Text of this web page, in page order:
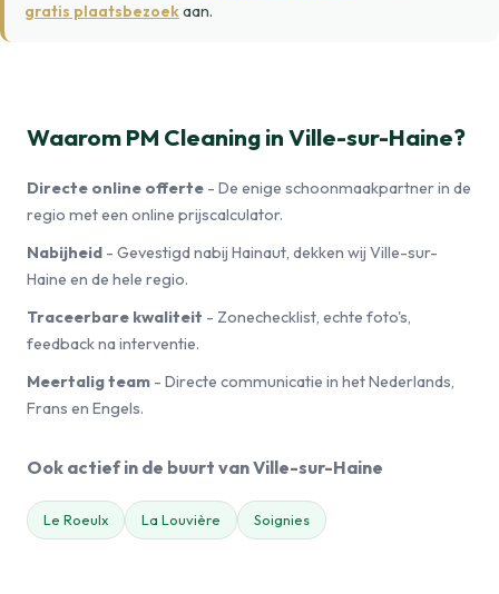
gratis plaatsbezoekaan.
Waarom PM Cleaning in Ville-sur-Haine?
Directe online offerte - De enige schoonmaakpartner in de
regio met een online prijscalculator.
Nabijheid - Gevestigd nabij Hainaut, dekken wij Ville-sur-
Haine en de hele regio.
Traceerbare kwaliteit - Zonechecklist, echte foto's,
feedback na interventie.
Meertalig team - Directe communicatie in het Nederlands,
Frans en Engels.
Ook actief in de buurt van Ville-sur-Haine
Le Roeulx La Louvière Soignies